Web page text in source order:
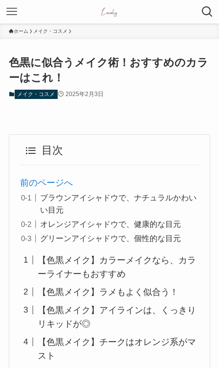
ホーム メイク・コスメ
色黒に似合うメイク術！おすすめのカラ
ーはこれ！
メイク・コスメ 2025年2月3日
目次
前のページへ
ブラウンアイシャドウで、ナチュラルかわい
い目元
オレンジアイシャドウで、健康的な目元
グリーンアイシャドウで、個性的な目元
【色黒メイク】カラーメイクなら、カラ
ーライナーもおすすめ
【色黒メイク】ラメもよく似合う！
【色黒メイク】アイラインは、くっきり
リキッドが◎
【色黒メイク】チークはオレンジ系がマ
スト